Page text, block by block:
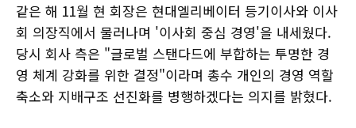
같은 해 11월 현 회장은 현대엘리베이터 등기이사와 이사
회 의장직에서 물러나며 '이사회 중심 경영'을 내세웠다.
당시 회사 측은 "글로벌 스탠다드에 부합하는 투명한 경
영 체계 강화를 위한 결정"이라며 총수 개인의 경영 역할
축소와 지배구조 선진화를 병행하겠다는 의지를 밝혔다.